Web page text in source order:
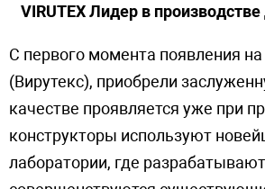
VIRUTEX Лидер в
С первого момента появления
(Вирутекс), приобрели
качестве проявляется уже при
конструкторы используют
лаборатории, где